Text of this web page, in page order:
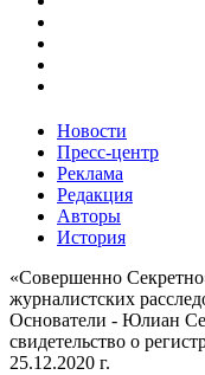
Новости
Пресс-центр
Реклама
Редакция
Авторы
История
«Совершенно
журналистских
Основатели - Юлиан
свидетельство о
25.12.2020 г.